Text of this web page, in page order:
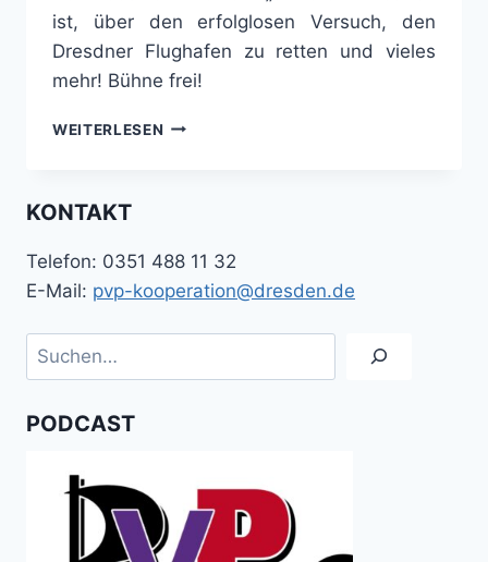
ist, über den erfolglosen Versuch, den
Dresdner Flughafen zu retten und vieles
mehr! Bühne frei!
WEITERLESEN DAS
KOOPERATION
NR.
11
KONTAKT
Telefon: 0351 488 11 32
E-Mail: pvp-kooperation@dresden.de
Suchen
PODCAST